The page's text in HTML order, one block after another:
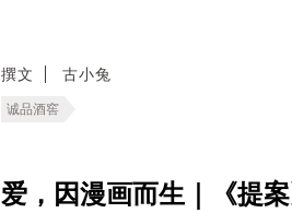
撰文 古小兔
诚品酒窖
爱，因漫画而生｜《提